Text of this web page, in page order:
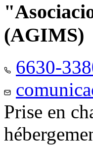
(AGIMS)
6630-
Prise en